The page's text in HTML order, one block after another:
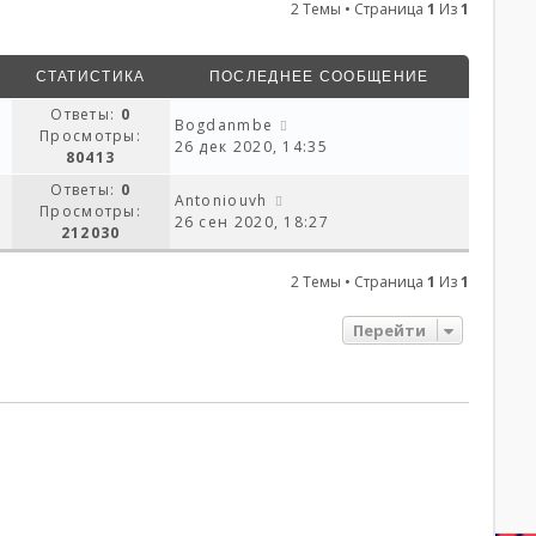
2 Темы • Страница1 Из1
СТАТИСТИКА ПОСЛЕДНЕЕ СООБЩЕНИЕ
Ответы: 0
Просмотры:
80413
Bogdanmbe
26 дек 2020, 14:35
Ответы: 0
Просмотры:
212030
Antoniouvh
26 сен 2020, 18:27
2 Темы • Страница1 Из1
Перейти